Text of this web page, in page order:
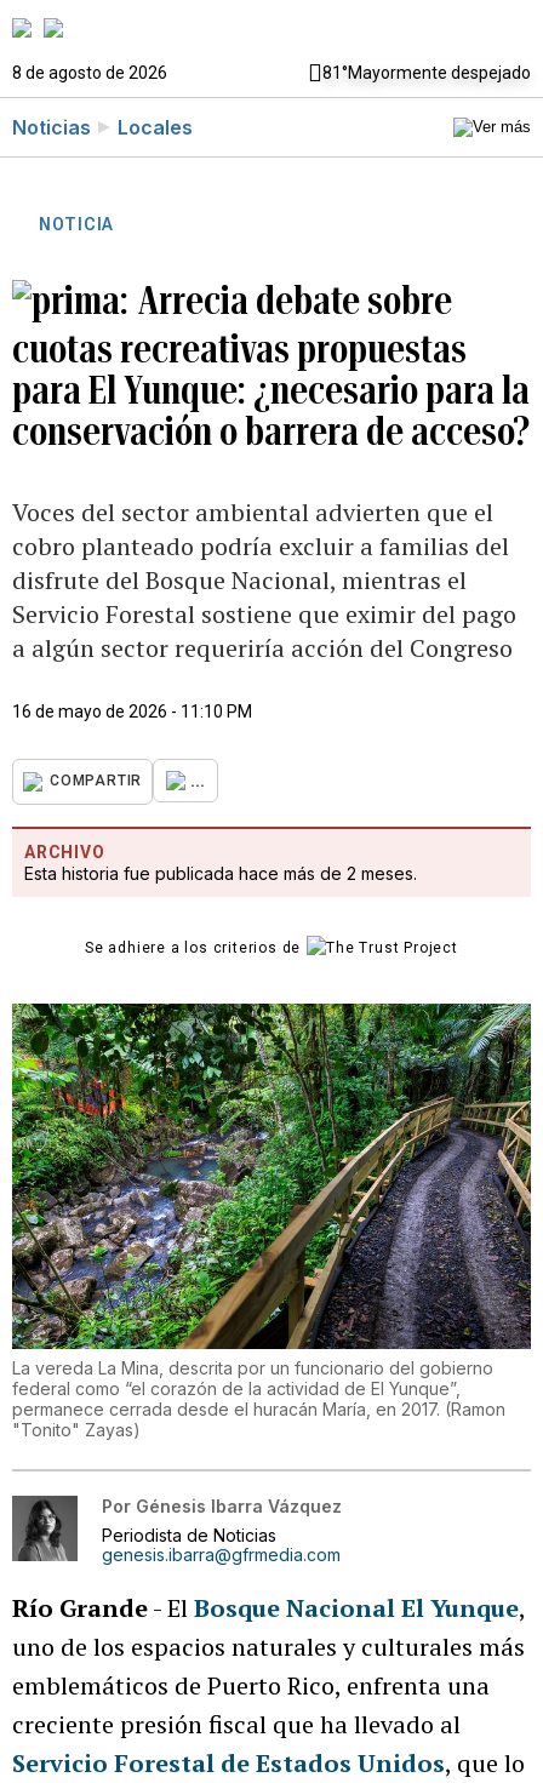
8 de agosto de 2026 81°Mayormente despejado
Noticias Locales
NOTICIA
Arrecia debate sobre
cuotas recreativas propuestas
para El Yunque: ¿necesario para la
conservación o barrera de acceso?
Voces del sector ambiental advierten que el
cobro planteado podría excluir a familias del
disfrute del Bosque Nacional, mientras el
Servicio Forestal sostiene que eximir del pago
a algún sector requeriría acción del Congreso
16 de mayo de 2026 - 11:10 PM
COMPARTIR ...
ARCHIVO
Esta historia fue publicada hace más de 2 meses.
Se adhiere a los criterios de
La vereda La Mina, descrita por un funcionario del gobierno
federal como “el corazón de la actividad de El Yunque”,
permanece cerrada desde el huracán María, en 2017. (Ramon
"Tonito" Zayas)
Por Génesis Ibarra Vázquez
Periodista de Noticias
genesis.ibarra@gfrmedia.com
Río Grande- ElBosque Nacional El Yunque,
uno de los espacios naturales y culturales más
emblemáticos de Puerto Rico, enfrenta una
creciente presión fiscal que ha llevado al
Servicio Forestal de Estados Unidos, que lo